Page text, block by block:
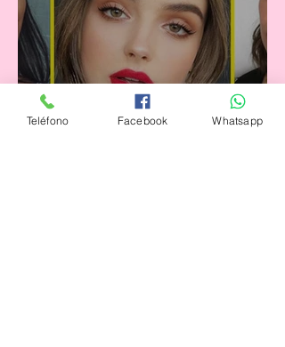
Teléfono Facebook Whatsapp